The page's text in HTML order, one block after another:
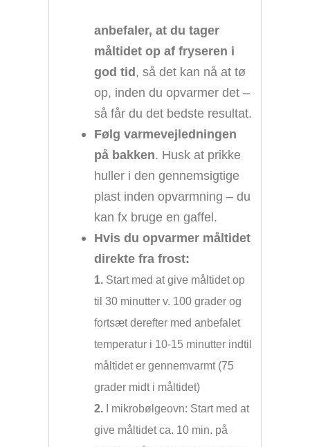
anbefaler, at du tager
måltidet op af fryseren i
god tid, så det kan nå at tø
op, inden du opvarmer det –
så får du det bedste resultat.
Følg varmevejledningen
på bakken. Husk at prikke
huller i den gennemsigtige
plast inden opvarmning – du
kan fx bruge en gaffel.
Hvis du opvarmer måltidet
direkte fra frost:
1.Start med at give måltidet op
til 30 minutter v. 100 grader og
fortsæt derefter med anbefalet
temperatur i 10-15 minutter indtil
måltidet er gennemvarmt (75
grader midt i måltidet)
2.I mikrobølgeovn: Start med at
give måltidet ca. 10 min. på